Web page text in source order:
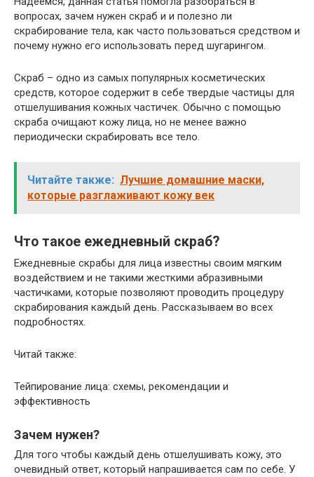
вопросах, зачем нужен скраб и и полезно ли
скрабирование тела, как часто пользоваться средством и
почему нужно его использовать перед шугарингом.
Скраб – одно из самых популярных косметических
средств, которое содержит в себе твердые частицы для
отшелушивания кожных частичек. Обычно с помощью
скраба очищают кожу лица, но не менее важно
периодически скрабировать все тело.
Читайте также: Лучшие домашние маски,
которые разглаживают кожу век
Что такое ежедневный скраб?
Ежедневные скрабы для лица известны своим мягким
воздействием и не такими жесткими абразивными
частичками, которые позволяют проводить процедуру
скрабирования каждый день. Рассказываем во всех
подробностях.
Читай также:
Тейпирование лица: схемы, рекомендации и
эффективность
Зачем нужен?
Для того чтобы каждый день отшелушивать кожу, это
очевидный ответ, который напрашивается сам по себе. У